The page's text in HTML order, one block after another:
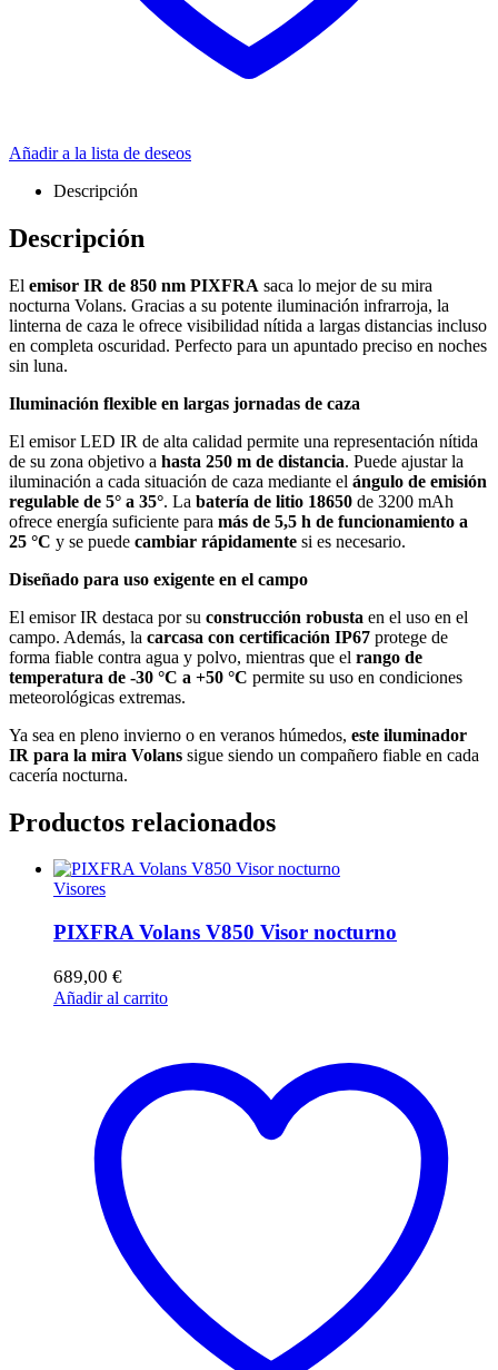
Añadir a la lista de deseos
Descripción
Descripción
El emisor IR de 850 nm PIXFRA saca lo mejor de su mira
nocturna Volans. Gracias a su potente iluminación infrarroja, la
linterna de caza le ofrece visibilidad nítida a largas distancias incluso
en completa oscuridad. Perfecto para un apuntado preciso en noches
sin luna.
Iluminación flexible en largas jornadas de caza
El emisor LED IR de alta calidad permite una representación nítida
de su zona objetivo a hasta 250 m de distancia. Puede ajustar la
iluminación a cada situación de caza mediante el ángulo de emisión
regulable de 5° a 35°. La batería de litio 18650 de 3200 mAh
ofrece energía suficiente para más de 5,5 h de funcionamiento a
25 °C y se puede cambiar rápidamente si es necesario.
Diseñado para uso exigente en el campo
El emisor IR destaca por su construcción robusta en el uso en el
campo. Además, la carcasa con certificación IP67 protege de
forma fiable contra agua y polvo, mientras que el rango de
temperatura de -30 °C a +50 °C permite su uso en condiciones
meteorológicas extremas.
Ya sea en pleno invierno o en veranos húmedos, este iluminador
IR para la mira Volans sigue siendo un compañero fiable en cada
cacería nocturna.
Productos relacionados
Visores
PIXFRA Volans V850 Visor nocturno
689,00 €
Añadir al carrito